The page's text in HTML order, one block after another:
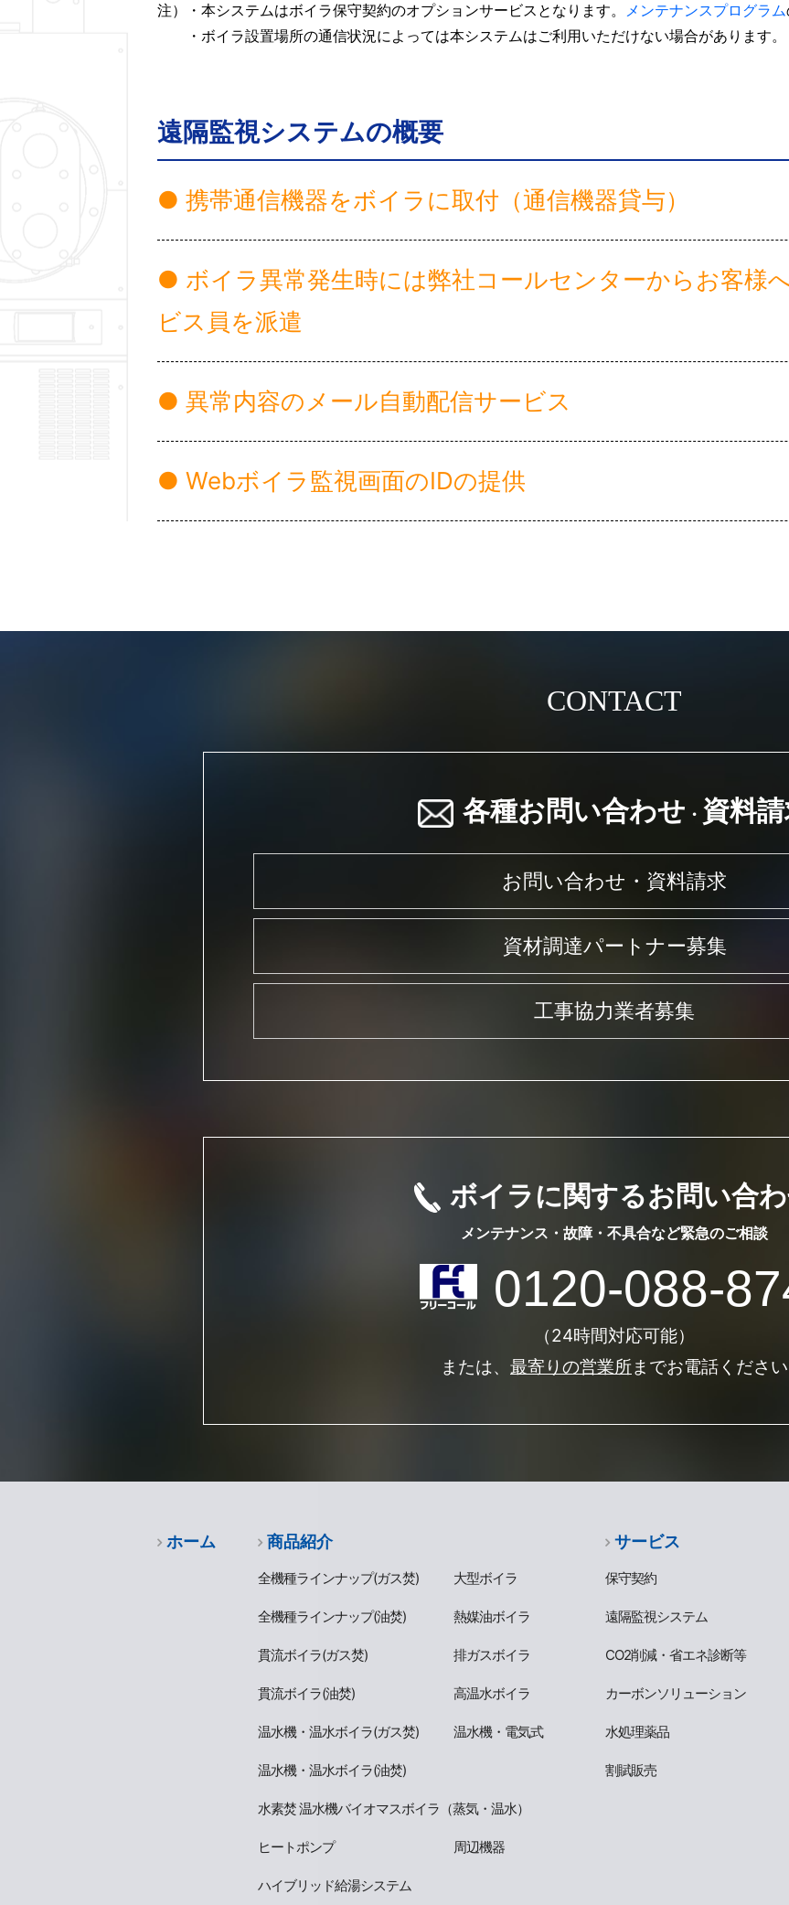
注）・本システムはボイラ保守契約のオプションサービスとなります。 メンテナンスプログラム
・ボイラ設置場所の通信状況によっては本システムはご利用いただけない場合があります。
遠隔監視システムの概要
● 携帯通信機器をボイラに取付（通信機器貸与）
● ボイラ異常発生時には弊社コールセンターからお客様
ビス員を派遣
● 異常内容のメール自動配信サービス
● Webボイラ監視画面のIDの提供
CONTACT
各種お問い合わせ ・ 資料
お問い合わせ・資料請求
資材調達パートナー募集
工事協力業者募集
ボイラに関するお問い合
メンテナンス・故障・不具合など緊急のご相談
0120-088-
（24時間対応可能）
または、 最寄りの営業所までお電話ください
ホーム 商品紹介
全機種ラインナップ(ガス焚) 大型ボイラ
全機種ラインナップ(油焚) 熱媒油ボイラ
貫流ボイラ(ガス焚) 排ガスボイラ
貫流ボイラ(油焚) 高温水ボイラ
温水機・温水ボイラ(ガス焚) 温水機・電気式
温水機・温水ボイラ(油焚)
水素焚 温水機バイオマスボイラ（蒸気・温水）
ヒートポンプ 周辺機器
ハイブリッド給湯システム
サービス
保守契約
遠隔監視システム
CO2削減・省エネ診断等
カーボンソリューション
水処理薬品
割賦販売